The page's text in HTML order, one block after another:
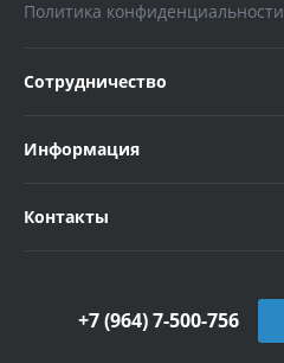
Политика конфиденциальности
Сотрудничество
Информация
Контакты
+7 (964) 7-500-756